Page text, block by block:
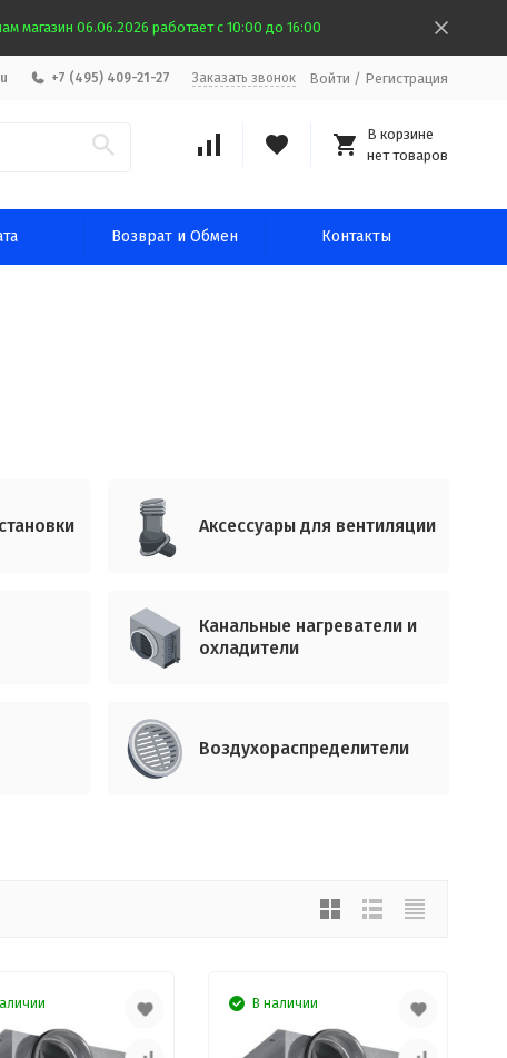
магазин 06.06.2026 работает с 10:00 до 16:00
+7 (495) 409-21-27 Заказать звонок Войти / Регистрация
В корзине
нет товаров
Возврат и Обмен Контакты
Аксессуары для вентиляции
Канальные нагреватели и
охладители
Воздухораспределители
В наличии